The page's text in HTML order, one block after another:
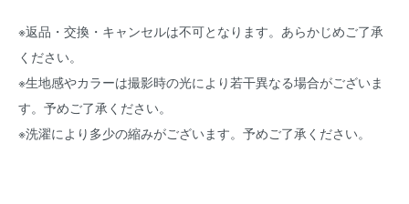
※返品・交換・キャンセルは不可となります。あらかじめご了承
ください。
※生地感やカラーは撮影時の光により若干異なる場合がございま
す。予めご了承ください。
※洗濯により多少の縮みがございます。予めご了承ください。